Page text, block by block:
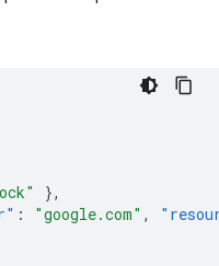
},
: "google.com" ,